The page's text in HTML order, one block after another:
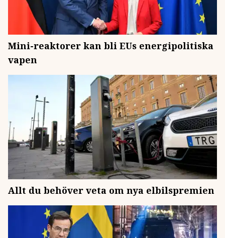
Mini-reaktorer kan bli EUs energipolitiska
vapen
Allt du behöver veta om nya elbilspremien